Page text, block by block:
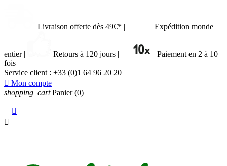
Livraison offerte dès 49€* | Expédition monde
entier | Retours à 120 jours |
Paiement en 2 à 10
fois
Service client : +33 (0)1 64 96 20 20
 Mon compte
shopping_cart Panier (0)

